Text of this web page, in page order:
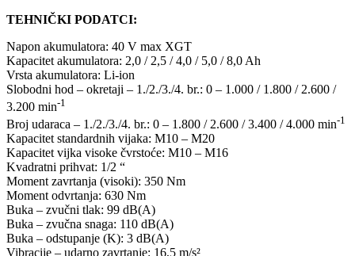
TEHNIČKI PODATCI:
Napon akumulatora: 40 V max XGT
Kapacitet akumulatora: 2,0 / 2,5 / 4,0 / 5,0 / 8,0 Ah
Vrsta akumulatora: Li-ion
Slobodni hod – okretaji – 1./2./3./4. br.: 0 – 1.000 / 1.800 / 2.600 /
3.200 min-1
Broj udaraca – 1./2./3./4. br.: 0 – 1.800 / 2.600 / 3.400 / 4.000 min-1
Kapacitet standardnih vijaka: M10 – M20
Kapacitet vijka visoke čvrstoće: M10 – M16
Kvadratni prihvat: 1/2 “
Moment zavrtanja (visoki): 350 Nm
Moment odvrtanja: 630 Nm
Buka – zvučni tlak: 99 dB(A)
Buka – zvučna snaga: 110 dB(A)
Buka – odstupanje (K): 3 dB(A)
Vibracije – udarno zavrtanje: 16,5 m/s²